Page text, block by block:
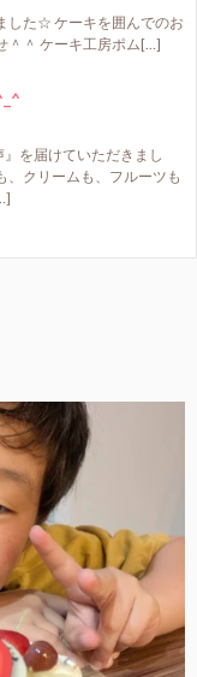
した☆ ケーキを囲んでのお
＾＾ ケーキ工房ポム[…]
を届けていただきまし
クリームも、フルーツも